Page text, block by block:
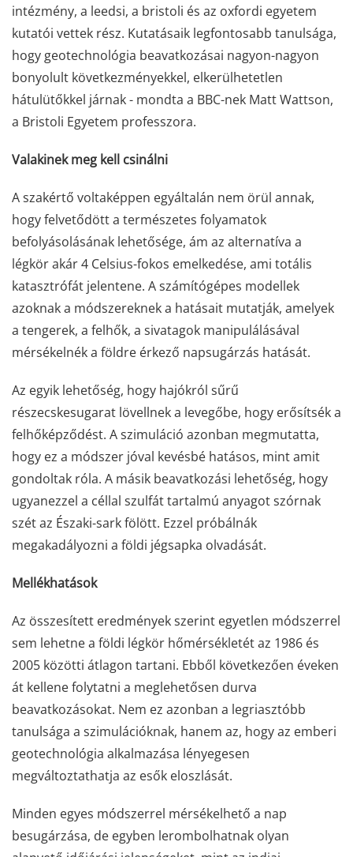
intézmény, a leedsi, a bristoli és az oxfordi egyetem
kutatói vettek rész. Kutatásaik legfontosabb tanulsága,
hogy geotechnológia beavatkozásai nagyon-nagyon
bonyolult következményekkel, elkerülhetetlen
hátulütőkkel járnak - mondta a BBC-nek Matt Wattson,
a Bristoli Egyetem professzora.
Valakinek meg kell csinálni
A szakértő voltaképpen egyáltalán nem örül annak,
hogy felvetődött a természetes folyamatok
befolyásolásának lehetősége, ám az alternatíva a
légkör akár 4 Celsius-fokos emelkedése, ami totális
katasztrófát jelentene. A számítógépes modellek
azoknak a módszereknek a hatásait mutatják, amelyek
a tengerek, a felhők, a sivatagok manipulálásával
mérsékelnék a földre érkező napsugárzás hatását.
Az egyik lehetőség, hogy hajókról sűrű
részecskesugarat lövellnek a levegőbe, hogy erősítsék a
felhőképződést. A szimuláció azonban megmutatta,
hogy ez a módszer jóval kevésbé hatásos, mint amit
gondoltak róla. A másik beavatkozási lehetőség, hogy
ugyanezzel a céllal szulfát tartalmú anyagot szórnak
szét az Északi-sark fölött. Ezzel próbálnák
megakadályozni a földi jégsapka olvadását.
Mellékhatások
Az összesített eredmények szerint egyetlen módszerrel
sem lehetne a földi légkör hőmérsékletét az 1986 és
2005 közötti átlagon tartani. Ebből következően éveken
át kellene folytatni a meglehetősen durva
beavatkozásokat. Nem ez azonban a legriasztóbb
tanulsága a szimulációknak, hanem az, hogy az emberi
geotechnológia alkalmazása lényegesen
megváltoztathatja az esők eloszlását.
Minden egyes módszerrel mérsékelhető a nap
besugárzása, de egyben lerombolhatnak olyan